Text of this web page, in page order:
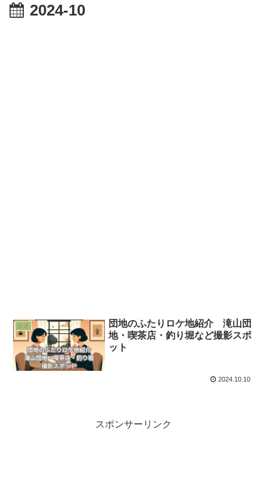
2024-10
放送
団地のふたりロケ地紹介 滝山団
地・喫茶店・釣り堀など撮影スポ
ット
2024.10.10
スポンサーリンク